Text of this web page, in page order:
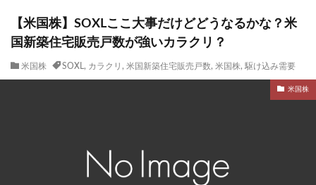
【米国株】SOXLここ大事だけどどうなるかな？米
国新築住宅販売戸数が強いカラクリ？
米国株 SOXL , カラクリ , 米国新築住宅販売戸数, 米国株, 駆け込み需要
米国株